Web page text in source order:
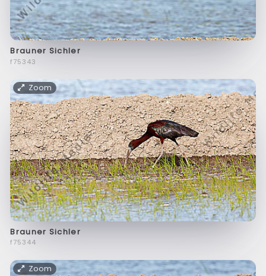
Brauner Sichler
f75343
Zoom
Brauner Sichler
f75344
Zoom